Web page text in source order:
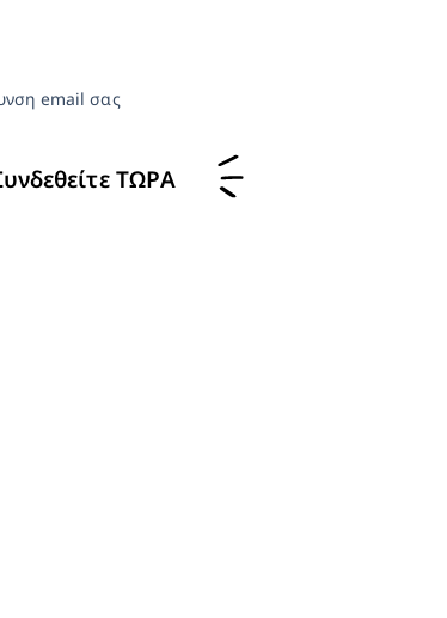
email σας
ΤΩΡΑ